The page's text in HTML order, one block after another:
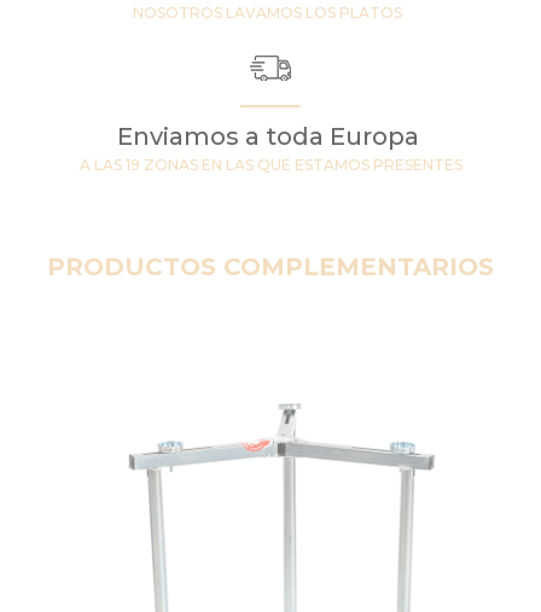
NOSOTROS LAVAMOS LOS PLATOS
Enviamos a toda Europa
A LAS 19 ZONAS EN LAS QUE ESTAMOS PRESENTES
PRODUCTOS COMPLEMENTARIOS